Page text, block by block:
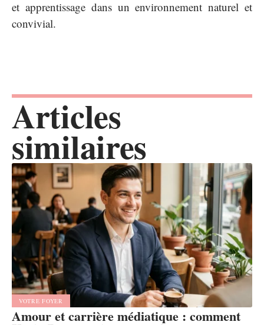
et apprentissage dans un environnement naturel et
convivial.
Articles
similaires
VOTRE FOYER
Amour et carrière médiatique : comment